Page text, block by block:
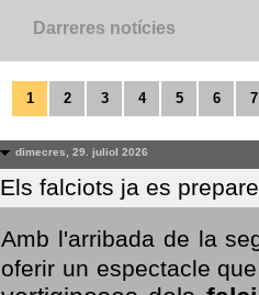
Darreres notícies
1 2 3 4 5 6 7
dimecres, 29. juliol 2026
Els falciots ja es
Amb l'arribada de la
oferir un espectacle